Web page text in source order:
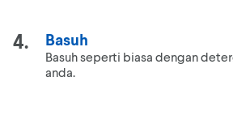
Basuh
Basuh seperti biasa dengan
anda.